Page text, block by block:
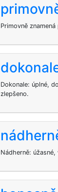
Primovně
Dokonale: úplné,
zlepšeno.
Nádherně: